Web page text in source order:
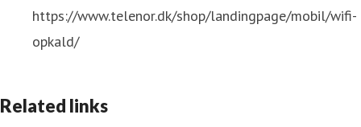
https://www.telenor.dk/shop/landingpage/mobil/wifi-
opkald/
Related links